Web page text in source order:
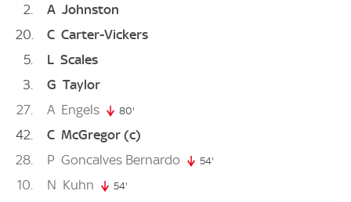
2
A Johnston
20
C Carter-Vickers
5
L Scales
3
G Taylor
27
A Engels 80'
42 C McGregor (c)
28
P Goncalves Bernardo 54'
10 N Kuhn 54'